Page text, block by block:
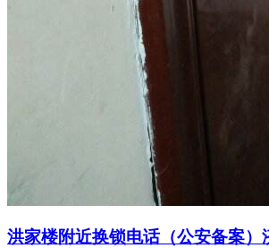
洪家楼附近换锁电话（公安备案